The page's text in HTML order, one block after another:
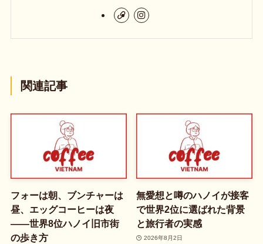
関連記事
フォーは朝、ブンチャーは
昼、エッグコーヒーは夜
——世界8位ハノイ旧市街
の歩き方
無愛想と噂のハノイが接客
で世界2位に選ばれた背景
と旅行者の実感
2026年8月2日